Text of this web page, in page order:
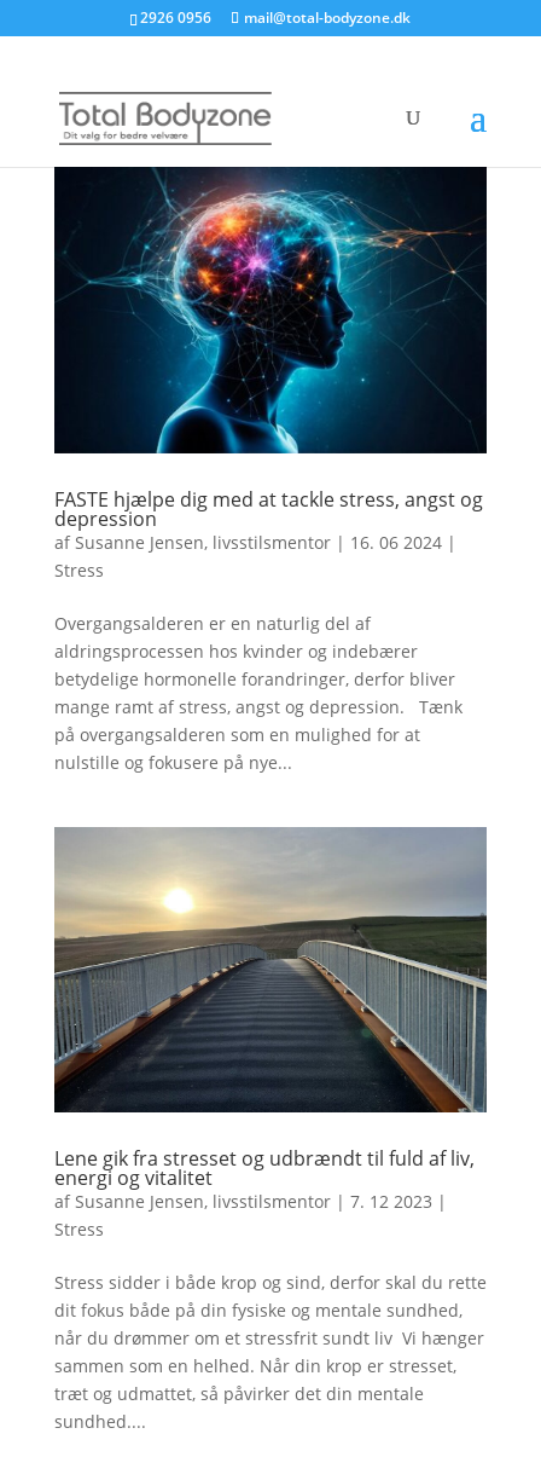
2926 0956 mail@total-bodyzone.dk
FASTE hjælpe dig med at tackle stress, angst og
depression
af Susanne Jensen, livsstilsmentor| 16. 06 2024|
Stress
Overgangsalderen er en naturlig del af
aldringsprocessen hos kvinder og indebærer
betydelige hormonelle forandringer, derfor bliver
mange ramt af stress, angst og depression. Tænk
på overgangsalderen som en mulighed for at
nulstille og fokusere på nye...
Lene gik fra stresset og udbrændt til fuld af liv,
energi og vitalitet
afSusanne Jensen, livsstilsmentor| 7. 12 2023 |
Stress
Stress sidder i både krop og sind, derfor skal du rette
dit fokus både på din fysiske og mentale sundhed,
når du drømmer om et stressfrit sundt liv Vi hænger
sammen som en helhed. Når din krop er stresset,
træt og udmattet, så påvirker det din mentale
sundhed....